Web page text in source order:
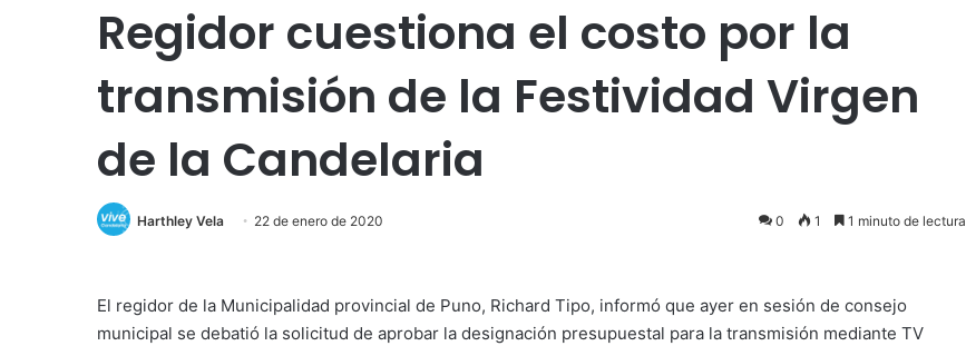
Regidor cuestiona el costo por la
transmisión de la Festividad Virgen
de la Candelaria
Harthley Vela 22 de enero de 2020 0 1 1 minuto de lectura
El regidor de la Municipalidad provincial de Puno, Richard Tipo, informó que ayer en sesión de consejo
municipal se debatió la solicitud de aprobar la designación presupuestal para la transmisión mediante TV